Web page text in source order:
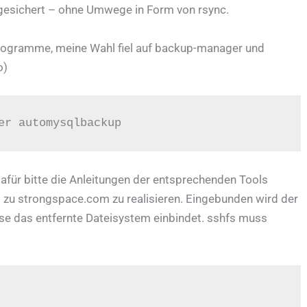
– ohne Umwege in Form von rsync.
meine Wahl fiel auf backup-manager und
automysqlbackup
bitte die Anleitungen der entsprechenden Tools
strongspace.com zu realisieren. Eingebunden wird der
das entfernte Dateisystem einbindet. sshfs muss